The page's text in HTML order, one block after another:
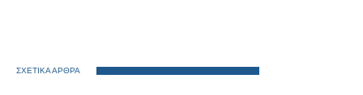
ΣΧΕΤΙΚΑ ΑΡΘΡΑ